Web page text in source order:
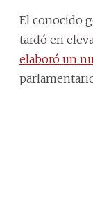
El conocido
tardó en
elaboró un